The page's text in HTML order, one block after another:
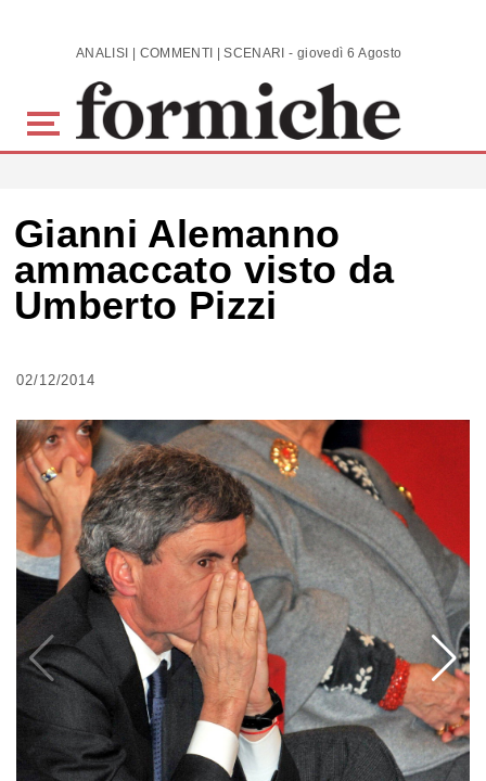
Skip to main content ANALISI | COMMENTI | SCENARI - giovedì 6 Agosto 2026
Gianni Alemanno
ammaccato visto da
Umberto Pizzi
02/12/2014